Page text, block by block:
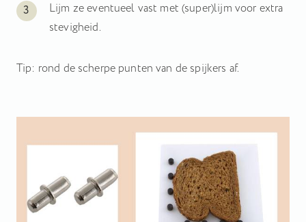
Lijm ze eventueel vast met (super)lijm voor extra
stevigheid.
Tip: rond de scherpe punten van de spijkers af.